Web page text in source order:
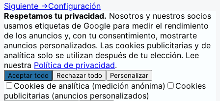
Siguiente →Configuración
Respetamos tu privacidad. Nosotros y nuestros socios
usamos etiquetas de Google para medir el rendimiento
de los anuncios y, con tu consentimiento, mostrarte
anuncios personalizados. Las cookies publicitarias y de
analítica solo se utilizan después de tu elección. Lee
nuestra Política de privacidad.
Aceptar todo Rechazar todo Personalizar
Cookies de analítica (medición anónima)
Cookies
publicitarias (anuncios personalizados)